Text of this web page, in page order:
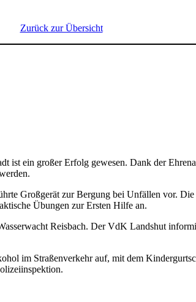
Zurück zur Über­sicht
ist ein großer Erfolg gewesen. Dank der
Groß­gerät zur Bergung bei Unfällen vor.
Übungen zur Ersten Hilfe an.
Reis­bach. Der VdK Landshut
im Stra­ßen­ver­kehr auf, mit dem